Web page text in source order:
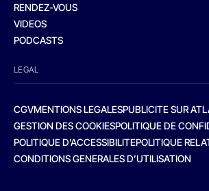
RENDEZ-VOUS
VIDEOS
PODCASTS
LEGAL
CGVMENTIONS LEGALESPUBLICITE SUR
GESTION DES COOKIESPOLITIQUE DE
POLITIQUE D’ACCESSIBILITEPOLITIQUE
CONDITIONS GENERALES D’UTILISATION